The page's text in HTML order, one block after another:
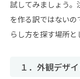
試してみましょう。
を作る訳ではない
らし方を探す場所と
１．外観デザ